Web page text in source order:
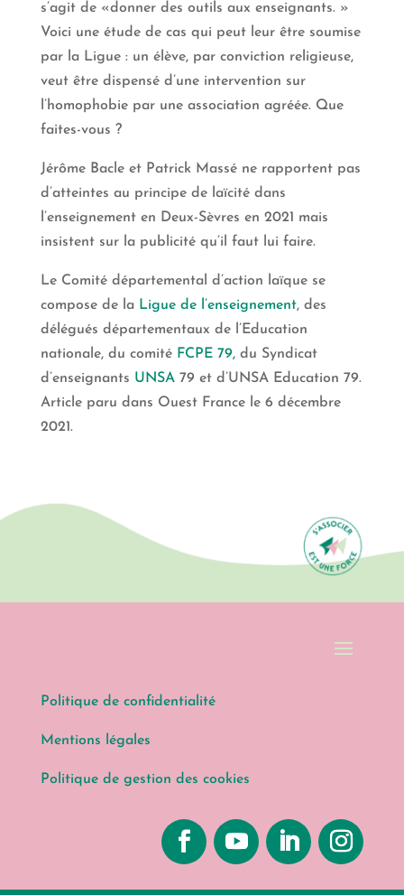
s’agit de «donner des outils aux enseignants. »
Voici une étude de cas qui peut leur être soumise
par la Ligue : un élève, par conviction religieuse,
veut être dispensé d’une intervention sur
l’homophobie par une association agréée. Que
faites-vous ?
Jérôme Bacle et Patrick Massé ne rapportent pas
d’atteintes au principe de laïcité dans
l’enseignement en Deux-Sèvres en 2021 mais
insistent sur la publicité qu’il faut lui faire.
Le Comité départemental d’action laïque se
compose de la Ligue de l’enseignement, des
délégués départementaux de l’Education
nationale, du comité FCPE 79,du Syndicat
d’enseignants UNSA79 et d’UNSA Education 79.
Article paru dans Ouest France le 6 décembre
2021.
Politique de confidentialité
Mentions légales
Politique de gestion des cookies